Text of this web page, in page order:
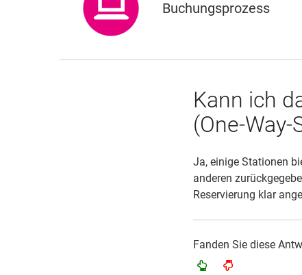
Buchungsprozess
Kann ich
(One-Way-
Ja, einige Stationen
anderen
Reservierung klar
Fanden Sie diese